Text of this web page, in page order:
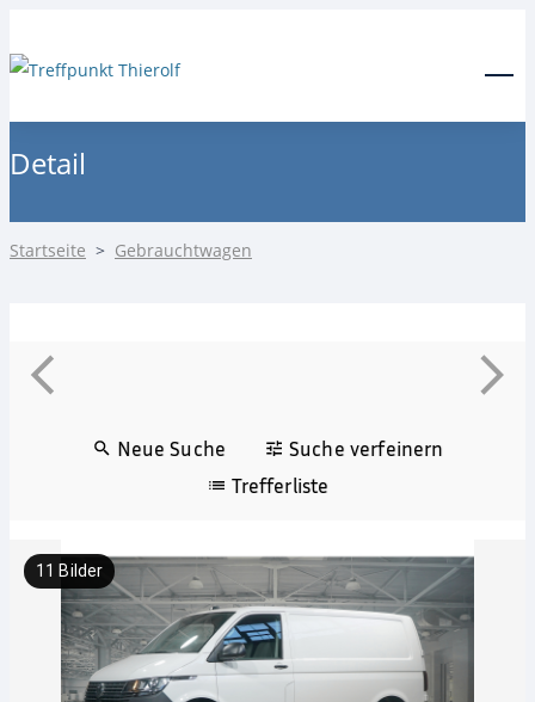
Detail
Startseite > Gebrauchtwagen
Neue Suche
Suche verfeinern
Trefferliste
11 Bilder